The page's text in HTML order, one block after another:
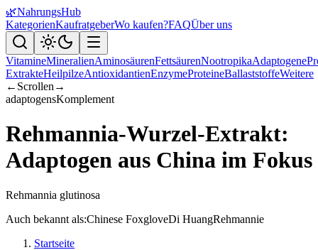
🌿NahrungsHub
KategorienKaufratgeberWo kaufen?FAQÜber uns
VitamineMineralienAminosäurenFettsäurenNootropikaAdaptogene
ExtrakteHeilpilzeAntioxidantienEnzymeProteineBallaststoffeWeitere
← Scrollen →
adaptogensKomplement
Rehmannia-Wurzel-Extrakt:
Adaptogen aus China im Fokus
Rehmannia glutinosa
Auch bekannt als:Chinese FoxgloveDi HuangRehmannie
Startseite